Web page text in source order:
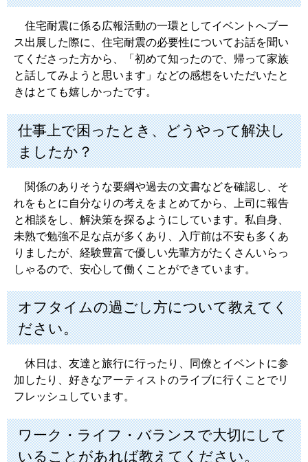
住宅耐震に係る広報活動の一環としてイベントへブー
ス出展した際に、住宅耐震の必要性についてお話を聞い
てくださった方から、「初めて知ったので、帰って家族
と話してみようと思います」などの感想をいただいたと
きはとても嬉しかったです。
仕事上で困ったとき、どうやって解決し
ましたか？
関係のありそうな要綱や過去の文書などを確認し、そ
れをもとに自分なりの考えをまとめてから、上司に報告
と相談をし、解決策を探るようにしています。私自身、
未熟で勉強不足な点が多くあり、入庁前は不安も多くあ
りましたが、経験豊富で優しい先輩方がたくさんいらっ
しゃるので、安心して働くことができています。
オフタイムの過ごし方について教えてく
ださい。
休日は、友達と旅行に行ったり、同僚とイベントに参
加したり、好きなアーティストのライブに行くことでリ
フレッシュしています。
ワーク・ライフ・バランスで大切にして
いることがあれば教えてください。